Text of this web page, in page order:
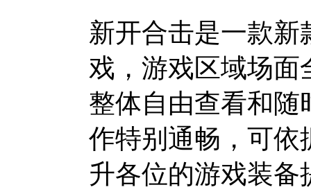
新开合击是一款
戏，游戏区域场面
整体自由查看和随
作特别通畅，可依
升各位的游戏装